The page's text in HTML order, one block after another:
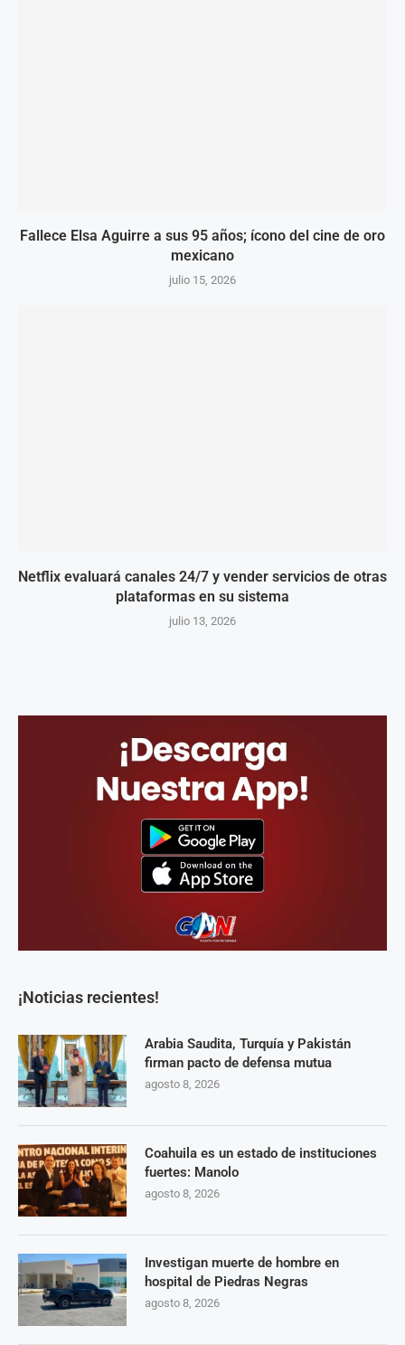
Fallece Elsa Aguirre a sus 95 años; ícono del cine de oro
mexicano
julio 15, 2026
Netflix evaluará canales 24/7 y vender servicios de otras
plataformas en su sistema
julio 13, 2026
¡Noticias recientes!
Arabia Saudita, Turquía y Pakistán
firman pacto de defensa mutua
agosto 8, 2026
Coahuila es un estado de instituciones
fuertes: Manolo
agosto 8, 2026
Investigan muerte de hombre en
hospital de Piedras Negras
agosto 8, 2026